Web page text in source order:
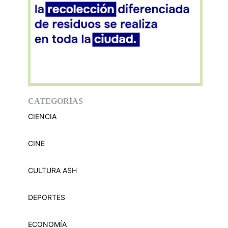
CATEGORÍAS
CIENCIA
CINE
CULTURA ASH
DEPORTES
ECONOMÍA